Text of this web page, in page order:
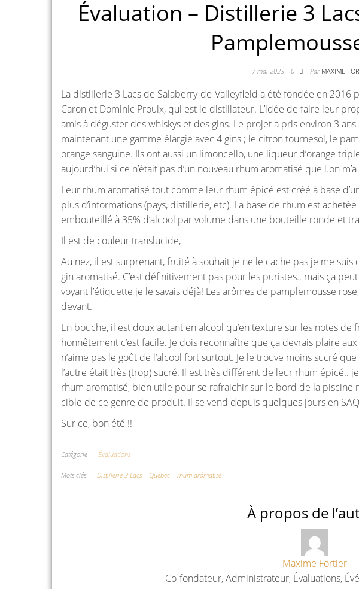
Évaluation – Distillerie 3
7 mai 2023 0 Par MAXIME
La distillerie 3 Lacs de Salaberry-de-Valleyfield a été fondée en 2016
Caron et Dominic Proulx, qui est le distillateur. L’idée de faire leur
amis à déguster des whiskys et des gins. Le projet a pris environ 3
maintenant une gamme élargie avec 4 gins ; le citron tournesol, le
orange sanguine. Ils ont aussi un limoncello, une liqueur d’orange
aujourd’hui si ce n’était pas d’un nouveau rhum aromatisé que l.on
Leur rhum aromatisé tout comme leur rhum épicé est créé à base
plus d’informations (pays, distillerie, etc). La base de rhum est
embouteillé à 35% d’alcool par volume dans une bouteille ronde et
Il est de couleur translucide,
Au nez, il est surprenant, fruité à souhait je ne le cache pas je me suis
gin aromatisé. C’est définitivement pas pour les puristes.. mais ça
voyant l’étiquette je le savais déjà! Les arômes de pamplemousse
devant.
En bouche, il est doux autant en alcool qu’en texture sur les notes
honnêtement c’est facile. Je dois reconnaître que ça devrais plaire
n’aime pas le goût de l’alcool fort surtout. Je le trouve moins sucré
l’autre était très (trop) sucré. Il est très différent de leur rhum épicé..
rhum aromatisé, bien utile pour se rafraichir sur le bord de la piscine
cible de ce genre de produit. Il se vend depuis quelques jours en
Sur ce, bon été !!
Catégorie Évaluations
Mots-clés Distillerie 3 Lacs Québec rhum arômatisé
À propos de
Maxime Fortier
Co-fondateur, Administrateur, Évaluations,